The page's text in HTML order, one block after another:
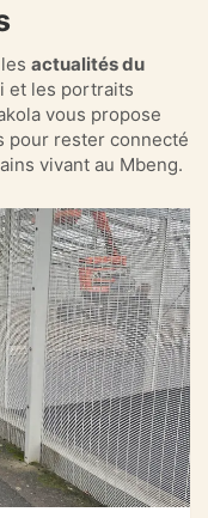
actualités du
et les portraits
vous propose
pour rester connecté
vivant au Mbeng.